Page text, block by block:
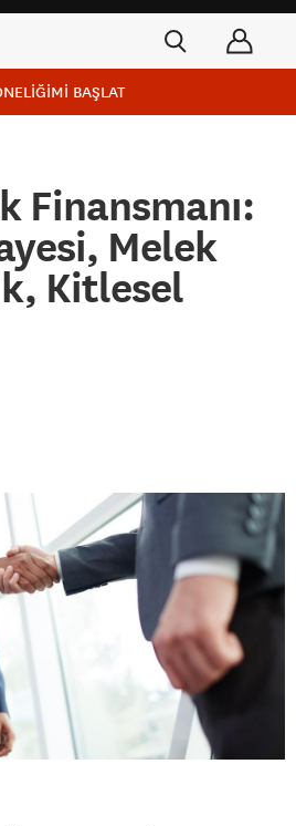
BAŞLAT
Finansmanı:
Melek
Kitlesel